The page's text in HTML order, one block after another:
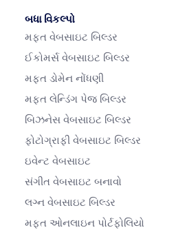
બધા વિકલ્પો
મફત વેબસાઇટ બિલ્ડર
ઈકોમર્સ વેબસાઇટ બિલ્ડર
મફત ડોમેન નોંધણી
મફત લેન્ડિંગ પેજ બિલ્ડર
બિઝનેસ વેબસાઇટ બિલ્ડર
ફોટોગ્રાફી વેબસાઇટ બિલ્ડર
ઇવેન્ટ વેબસાઇટ
સંગીત વેબસાઇટ બનાવો
લગ્ન વેબસાઇટ બિલ્ડર
મફત ઓનલાઇન પોર્ટફોલિયો